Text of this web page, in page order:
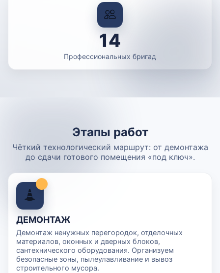
14
Профессиональных бригад
Этапы работ
Чёткий технологический маршрут: от демонтажа
до сдачи готового помещения «под ключ».
ДЕМОНТАЖ
Демонтаж ненужных перегородок, отделочных
материалов, оконных и дверных блоков,
сантехнического оборудования. Организуем
безопасные зоны, пылеулавливание и вывоз
строительного мусора.